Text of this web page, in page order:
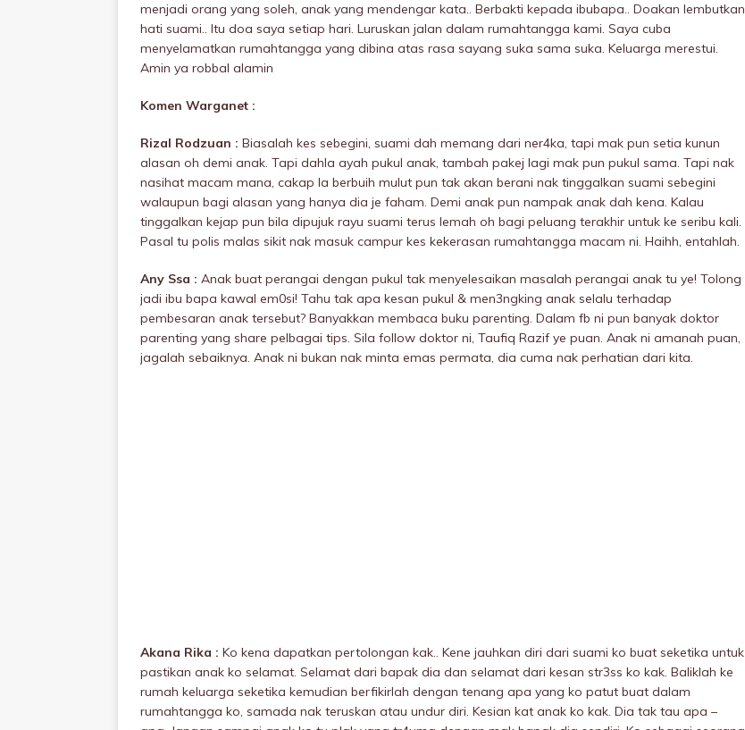
menjadi orang yang soleh, anak yang mendengar kata.. Berbakti kepada ibubapa.. Doakan lembutkan
hati suami.. Itu doa saya setiap hari. Luruskan jalan dalam rumahtangga kami. Saya cuba
menyeIamatkan rumahtangga yang dibina atas rasa sayang suka sama suka. Keluarga merestui.
Amin ya robbal alamin
Komen Warganet :
Rizal Rodzuan : Biasalah kes sebegini, suami dah memang dari ner4ka, tapi mak pun setia kunun
alasan oh demi anak. Tapi dahla ayah pukuI anak, tambah pakej lagi mak pun pukuI sama. Tapi nak
nasihat macam mana, cakap la berbuih mulut pun tak akan berani nak tinggalkan suami sebegini
walaupun bagi alasan yang hanya dia je faham. Demi anak pun nampak anak dah kena. Kalau
tinggalkan kejap pun bila dipujuk rayu suami terus lemah oh bagi peluang terakhir untuk ke seribu kali.
Pasal tu polis malas sikit nak masuk campur kes kekerasan rumahtangga macam ni. Haihh, entahlah.
Any Ssa : Anak buat perangai dengan pukuI tak menyelesaikan masalah perangai anak tu ye! Tolong
jadi ibu bapa kawal em0si! Tahu tak apa kesan pukuI & men3ngking anak selalu terhadap
pembesaran anak tersebut? Banyakkan membaca buku parenting. Dalam fb ni pun banyak doktor
parenting yang share pelbagai tips. Sila follow doktor ni, Taufiq Razif ye puan. Anak ni amanah puan,
jagalah sebaiknya. Anak ni bukan nak minta emas permata, dia cuma nak perhatian dari kita.
Akana Rika : Ko kena dapatkan pertolongan kak.. Kene jauhkan diri dari suami ko buat seketika untuk
pastikan anak ko seIamat. SeIamat dari bapak dia dan seIamat dari kesan str3ss ko kak. Baliklah ke
rumah keluarga seketika kemudian berfikirlah dengan tenang apa yang ko patut buat dalam
rumahtangga ko, samada nak teruskan atau undur diri. Kesian kat anak ko kak. Dia tak tau apa –